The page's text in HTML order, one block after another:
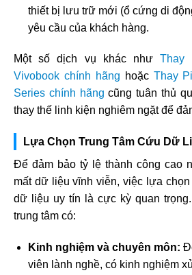
thiết bị lưu trữ mới (ổ cứng di
yêu cầu của khách hàng.
Một số dịch vụ khác nhưThay
Vivobook chính hãng hoặc Thay
Series chính hãng cũng tuân thủ
thay thế linh kiện nghiêm ngặt để
Lựa Chọn Trung Tâm Cứu Dữ
Để đảm bảo tỷ lệ thành công cao
mất dữ liệu vĩnh viễn, việc lựa
dữ liệu uy tín là cực kỳ quan
trung tâm có:
Kinh nghiệm và chuyên môn:
viên lành nghề, có kinh nghiệm